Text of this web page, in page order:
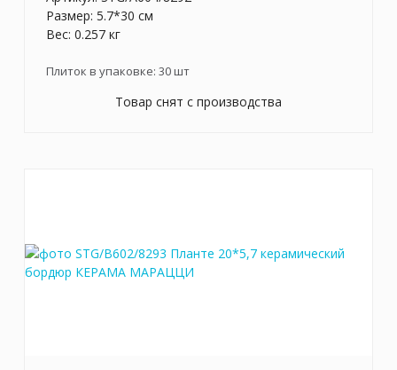
Размер: 5.7*30 см
Вес: 0.257 кг
Плиток в упаковке: 30шт
Товар снят с производства